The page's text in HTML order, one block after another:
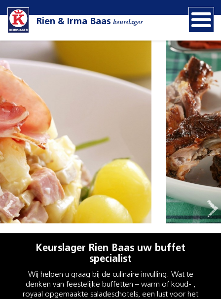
Rien & Irma Baas keurslager
Keurslager Rien Baas uw buffet
specialist
Wij helpen u graag bij de culinaire invulling. Wat te
denken van feestelijke buffetten – warm of koud- ,
royaal opgemaakte saladeschotels, een lust voor het